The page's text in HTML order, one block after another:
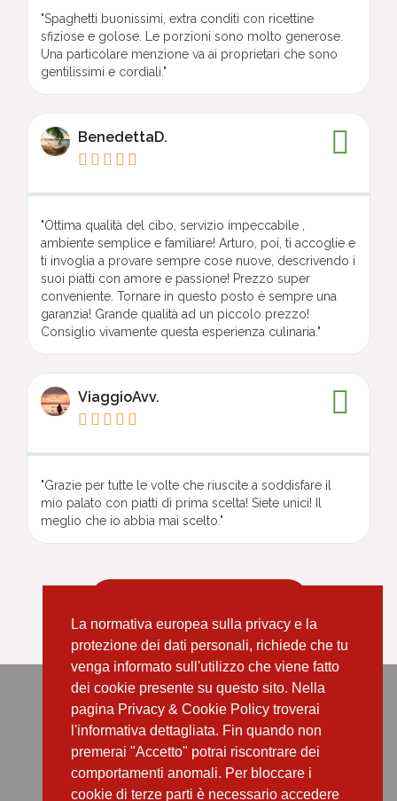
"Spaghetti buonissimi, extra conditi con ricettine
sfiziose e golose. Le porzioni sono molto generose.
Una particolare menzione va ai proprietari che sono
gentilissimi e cordiali."
BenedettaD.
    
"Ottima qualità del cibo, servizio impeccabile ,
ambiente semplice e familiare! Arturo, poi, ti accoglie e
ti invoglia a provare sempre cose nuove, descrivendo i
suoi piatti con amore e passione! Prezzo super
conveniente. Tornare in questo posto è sempre una
garanzia! Grande qualità ad un piccolo prezzo!
Consiglio vivamente questa esperienza culinaria."
ViaggioAvv.
    
"Grazie per tutte le volte che riuscite a soddisfare il
mio palato con piatti di prima scelta! Siete unici! Il
meglio che io abbia mai scelto."
Per info e prenotazioni
+39 346 082 7032
La normativa europea sulla privacy e la
protezione dei dati personali, richiede che tu
venga informato sull'utilizzo che viene fatto
dei cookie presente su questo sito. Nella
pagina Privacy & Cookie Policy troverai
l'informativa dettagliata. Fin quando non
premerai "Accetto" potrai riscontrare dei
comportamenti anomali. Per bloccare i
cookie di terze parti è necessario accedere